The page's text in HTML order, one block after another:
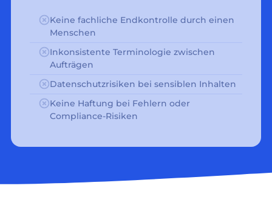
Keine fachliche Endkontrolle durch einen
Menschen
Inkonsistente Terminologie zwischen
Aufträgen
Datenschutzrisiken bei sensiblen Inhalten
Keine Haftung bei Fehlern oder
Compliance-Risiken